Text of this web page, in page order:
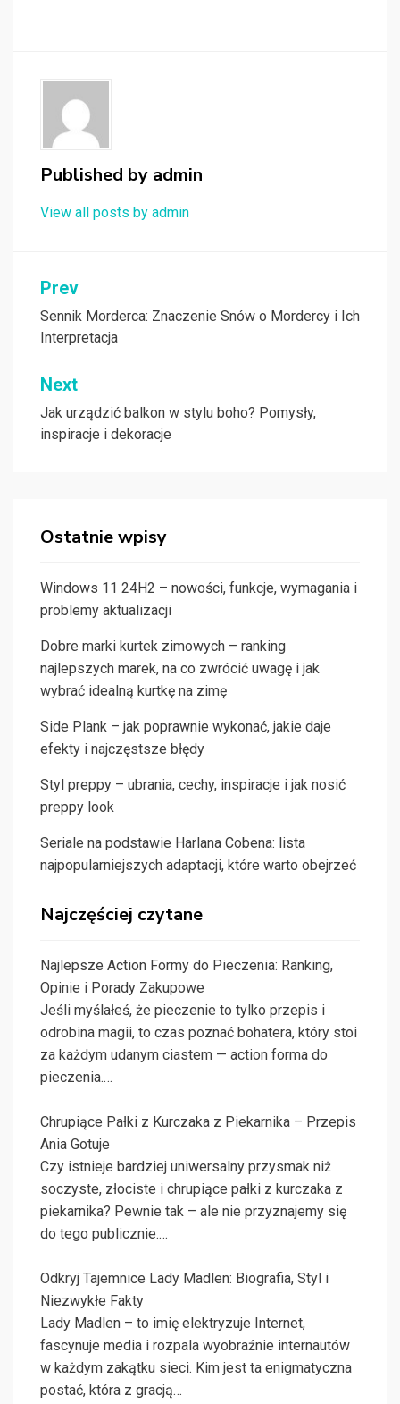
Published by admin
View all posts by admin
Nawigacja
wpisu
Prev
Sennik Morderca: Znaczenie Snów o Mordercy i Ich
Interpretacja
Next
Jak urządzić balkon w stylu boho? Pomysły,
inspiracje i dekoracje
Ostatnie wpisy
Windows 11 24H2 – nowości, funkcje, wymagania i
problemy aktualizacji
Dobre marki kurtek zimowych – ranking
najlepszych marek, na co zwrócić uwagę i jak
wybrać idealną kurtkę na zimę
Side Plank – jak poprawnie wykonać, jakie daje
efekty i najczęstsze błędy
Styl preppy – ubrania, cechy, inspiracje i jak nosić
preppy look
Seriale na podstawie Harlana Cobena: lista
najpopularniejszych adaptacji, które warto obejrzeć
Najczęściej czytane
Najlepsze Action Formy do Pieczenia: Ranking,
Opinie i Porady Zakupowe
Jeśli myślałeś, że pieczenie to tylko przepis i
odrobina magii, to czas poznać bohatera, który stoi
za każdym udanym ciastem — action forma do
pieczenia.…
Chrupiące Pałki z Kurczaka z Piekarnika – Przepis
Ania Gotuje
Czy istnieje bardziej uniwersalny przysmak niż
soczyste, złociste i chrupiące pałki z kurczaka z
piekarnika? Pewnie tak – ale nie przyznajemy się
do tego publicznie.…
Odkryj Tajemnice Lady Madlen: Biografia, Styl i
Niezwykłe Fakty
Lady Madlen – to imię elektryzuje Internet,
fascynuje media i rozpala wyobraźnie internautów
w każdym zakątku sieci. Kim jest ta enigmatyczna
postać, która z gracją…